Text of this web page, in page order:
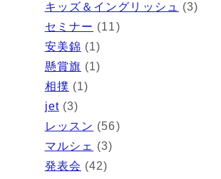
キッズ＆イングリッシュ
(3)
セミナー (11)
安美錦 (1)
懸賞旗 (1)
相撲 (1)
jet(3)
レッスン (56)
マルシェ (3)
発表会 (42)